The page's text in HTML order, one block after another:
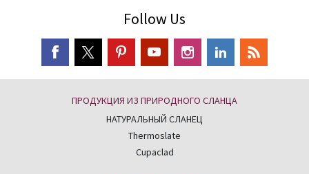
Follow Us
ПРОДУКЦИЯ ИЗ ПРИРОДНОГО СЛАНЦА
НАТУРАЛЬНЫЙ СЛАНЕЦ
Thermoslate
Cupaclad